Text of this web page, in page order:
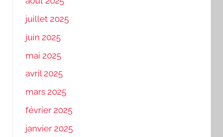
juillet 2025
juin 2025
mai 2025
avril 2025
mars 2025
février 2025
janvier 2025